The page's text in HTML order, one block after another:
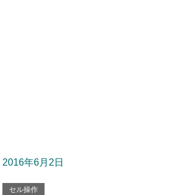
2016年6月2日
セル操作